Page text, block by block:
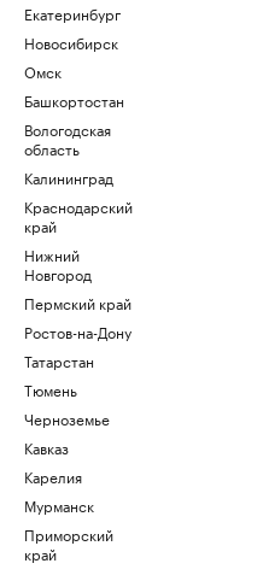
Екатеринбург
Новосибирск
Омск
Башкортостан
Вологодская
область
Калининград
Краснодарский
край
Нижний
Новгород
Пермский край
Ростов-на-Дону
Татарстан
Тюмень
Черноземье
Кавказ
Карелия
Мурманск
Приморский
край